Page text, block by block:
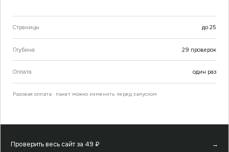
Страницы до 25
Глубина 29 проверок
Оплата один раз
Разовая оплата · пакет можно изменить перед запуском
Проверить весь сайт за 49 ₽ →